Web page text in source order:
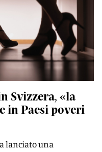
Svizzera, «la
in Paesi poveri
lanciato una